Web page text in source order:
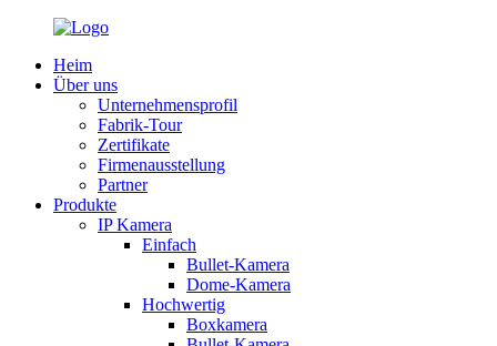
Heim
Über uns
Unternehmensprofil
Fabrik-Tour
Zertifikate
Firmenausstellung
Partner
Produkte
IP Kamera
Einfach
Bullet-Kamera
Dome-Kamera
Hochwertig
Boxkamera